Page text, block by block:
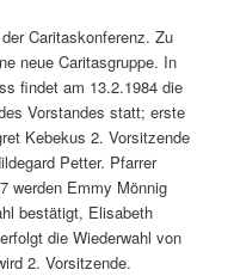
Caritaskonferenz. Zu
neue Caritasgruppe. In
findet am 13.2.1984 die
Vorstandes statt; erste
Kebekus 2. Vorsitzende
Petter. Pfarrer
werden Emmy Mönnig
bestätigt, Elisabeth
die Wiederwahl von
2. Vorsitzende.